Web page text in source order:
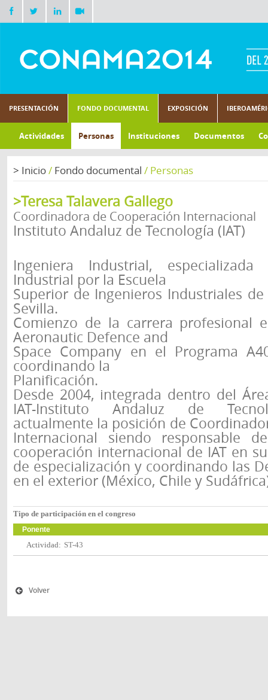
PRESENTACIÓN FONDO DOCUMENTAL EXPOSICIÓN
Actividades Personas Instituciones Documentos
> Inicio/ Fondo documental / Personas
>Teresa Talavera Gallego
Coordinadora de Cooperación Internacional
Instituto Andaluz de Tecnología (IAT)
Ingeniera Industrial, especializada
Industrial por la Escuela
Superior de Ingenieros Industriales
Sevilla.
Comienzo de la carrera profesional
Aeronautic Defence and
Space Company en el Programa
coordinando la
Planificación.
Desde 2004, integrada dentro del
IAT-Instituto Andaluz de
actualmente la posición de
Internacional siendo responsable
cooperación internacional de IAT en
de especialización y coordinando las
en el exterior (México, Chile y
Tipo de participación en el congreso
Ponente
Actividad: ST-43
Volver